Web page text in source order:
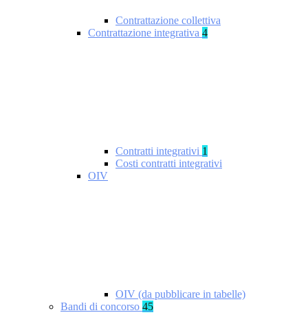
Contrattazione collettiva
Contrattazione integrativa 4
Contratti integrativi 1
Costi contratti integrativi
OIV
OIV (da pubblicare in tabelle)
Bandi di concorso 45